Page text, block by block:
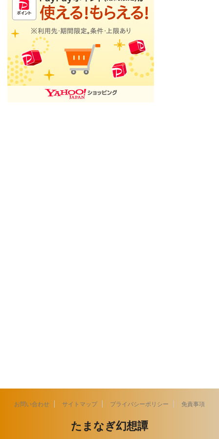
お問い合わせ サイトマップ プライバシーポリシー 免責事項
たまなぎ幻想譚